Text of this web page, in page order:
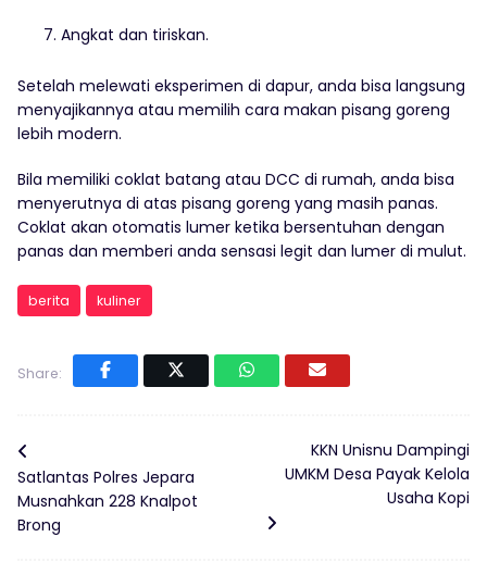
Angkat dan tiriskan.
Setelah melewati eksperimen di dapur, anda bisa langsung
menyajikannya atau memilih cara makan pisang goreng
lebih modern.
Bila memiliki coklat batang atau DCC di rumah, anda bisa
menyerutnya di atas pisang goreng yang masih panas.
Coklat akan otomatis lumer ketika bersentuhan dengan
panas dan memberi anda sensasi legit dan lumer di mulut.
berita kuliner
Share:
Satlantas Polres Jepara
Musnahkan 228 Knalpot
Brong
KKN Unisnu Dampingi
UMKM Desa Payak Kelola
Usaha Kopi